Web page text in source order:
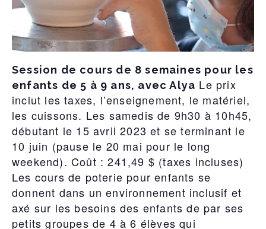
Session de cours de 8 semaines pour les
enfants de 5 à 9 ans, avec Alya Le prix
inclut les taxes, l’enseignement, le matériel,
les cuissons. Les samedis de 9h30 à 10h45,
débutant le 15 avril 2023 et se terminant le
10 juin (pause le 20 mai pour le long
weekend). Coût : 241,49 $ (taxes incluses)
Les cours de poterie pour enfants se
donnent dans un environnement inclusif et
axé sur les besoins des enfants de par ses
petits groupes de 4 à 6 élèves qui